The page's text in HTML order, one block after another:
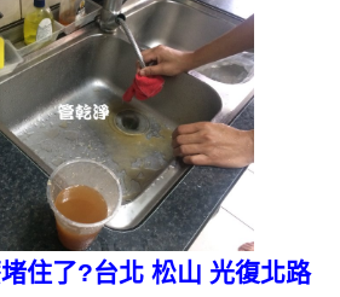
工法，這時洗出來的水呈灰白
影片，黃先生 說，水管裡怎麼
水，如水管老化，會產生鐵鏽跟
水就會是咖啡色，地下水含有氧
管壁上會結成黑...
住了?台北 松山 光復北路